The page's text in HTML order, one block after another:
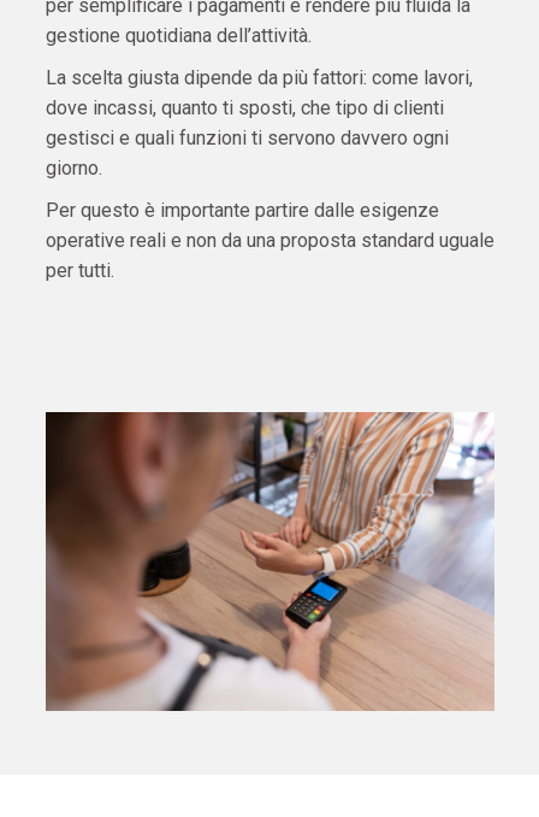
per semplificare i pagamenti e rendere più fluida la
gestione quotidiana dell’attività.
La scelta giusta dipende da più fattori: come lavori,
dove incassi, quanto ti sposti, che tipo di clienti
gestisci e quali funzioni ti servono davvero ogni
giorno.
Per questo è importante partire dalle esigenze
operative reali e non da una proposta standard uguale
per tutti.